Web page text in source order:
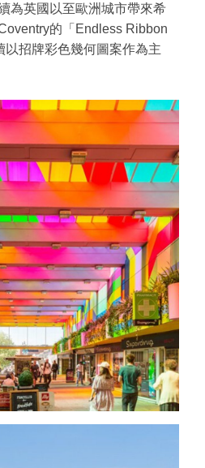
為英國以至歐洲城市帶來希
的「Endless Ribbon
招牌彩色幾何圖案作為主